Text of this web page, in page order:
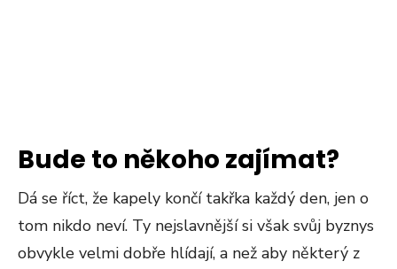
Bude to někoho zajímat?
Dá se říct, že kapely končí takřka každý den, jen o
tom nikdo neví. Ty nejslavnější si však svůj byznys
obvykle velmi dobře hlídají, a než aby některý z